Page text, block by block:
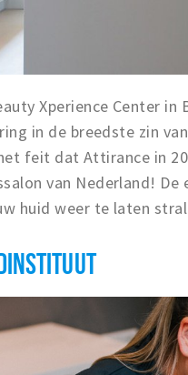
Xperience Center in
in de breedste zin
feit dat Attirance in
van Nederland!
huid weer te laten